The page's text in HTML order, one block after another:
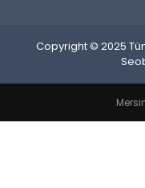
Copyright © 2025